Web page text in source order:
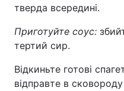
тверда всередині.
Приготуйте соус:
тертий сир.
Відкиньте готові
відправте в